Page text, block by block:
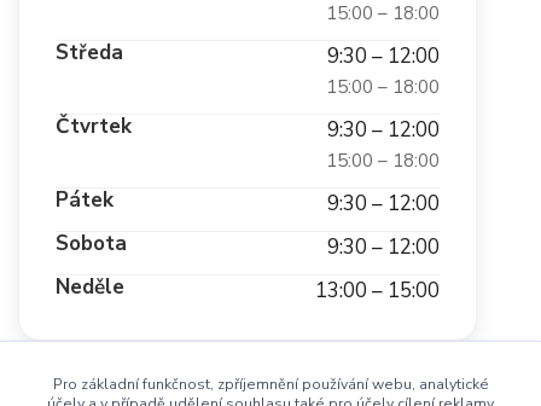
15:00 – 18:00
Středa 9:30 – 12:00
15:00 – 18:00
Čtvrtek 9:30 – 12:00
15:00 – 18:00
Pátek
9:30 – 12:00
Sobota
9:30 – 12:00
Neděle
13:00 – 15:00
Pro základní funkčnost, zpříjemnění používání webu, analytické